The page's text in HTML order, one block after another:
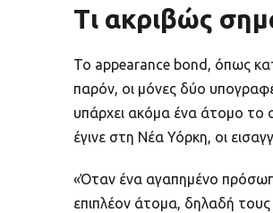
Τι ακριβώς
Το appearance bond, όπως
παρόν, οι μόνες δύο
υπάρχει ακόμα ένα άτομο το
έγινε στη Νέα Υόρκη, οι
«Όταν ένα αγαπημένο
επιπλέον άτομα, δηλαδή